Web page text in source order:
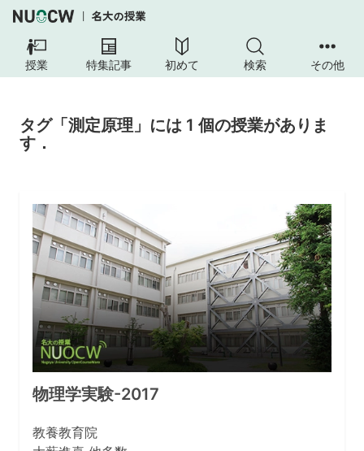
授業 特集記事 初めて 検索 その他
タグ「測定原理」には 1 個の授業がありま
す．
物理学実験-2017
教養教育院